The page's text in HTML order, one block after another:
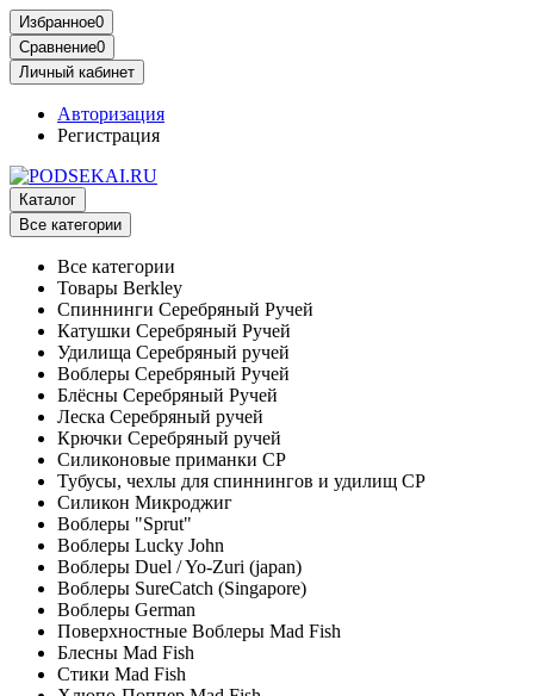
Избранное0
Сравнение0
Личный кабинет
Авторизация
Регистрация
Каталог
Все категории
Все категории
Товары Berkley
Спиннинги Серебряный Ручей
Катушки Серебряный Ручей
Удилища Серебряный ручей
Воблеры Серебряный Ручей
Блёсны Серебряный Ручей
Леска Серебряный ручей
Крючки Серебряный ручей
Силиконовые приманки СР
Тубусы, чехлы для спиннингов и удилищ СР
Силикон Микроджиг
Воблеры "Sprut"
Воблеры Lucky John
Воблеры Duel / Yo-Zuri (japan)
Воблеры SureCatch (Singapore)
Воблеры German
Поверхностные Воблеры Mad Fish
Блесны Mad Fish
Стики Mad Fish